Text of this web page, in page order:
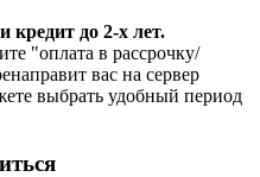
кредит до 2-х лет.
"оплата в рассрочку/
вас на сервер
выбрать удобный период